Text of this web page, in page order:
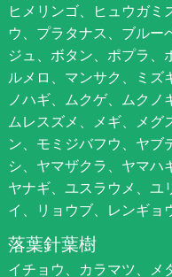
ヒメリンゴ、ヒュウガミ
ウ、プラタナス、ブルー
ジュ、ボタン、ポプラ、
ルメロ、マンサク、ミズ
ノハギ、ムクゲ、ムクノ
ムレスズメ、メギ、メグ
ン、モミジバフウ、ヤブ
シ、ヤマザクラ、ヤマハ
ヤナギ、ユスラウメ、ユ
イ、リョウブ、レンギョ
落葉針葉樹
イチョウ、カラマツ、メ